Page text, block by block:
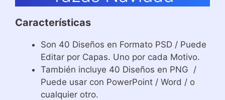
Características
Son 40 Diseños en Formato PSD / Puede
Editar por Capas. Uno por cada Motivo.
También incluye 40 Diseños en PNG /
Puede usar con PowerPoint / Word / o
cualquier otro.